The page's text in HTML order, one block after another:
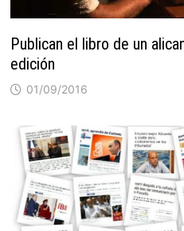
Publican el libro de un
edición
01/09/2016